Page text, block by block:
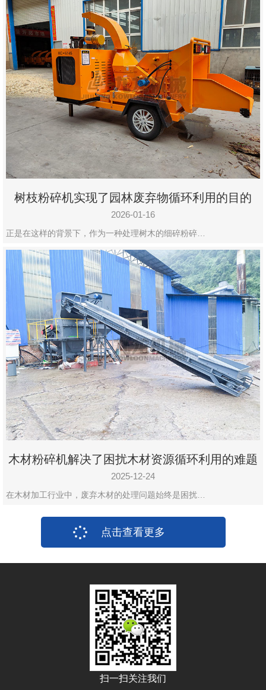
树枝粉碎机实现了园林废弃物循环利用的目的
2026-01-16
正是在这样的背景下，作为一种处理树木的细碎粉碎…
木材粉碎机解决了困扰木材资源循环利用的难题
2025-12-24
在木材加工行业中，废弃木材的处理问题始终是困扰…
点击查看更多
扫一扫关注我们